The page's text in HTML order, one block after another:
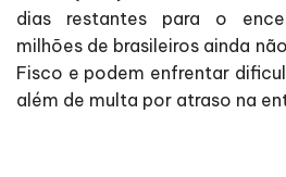
dias restantes para o
milhões de brasileiros ainda
Fisco e podem enfrentar
além de multa por atraso na